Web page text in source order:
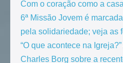
Com o coração como a
6ª Missão Jovem é
pela solidariedade; veja as
“O que acontece na
Charles Borg sobre a